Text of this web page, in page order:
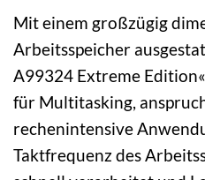
Mit einem großzügig
Arbeitsspeicher
A99324 Extreme
für Multitasking,
rechenintensive
Taktfrequenz des